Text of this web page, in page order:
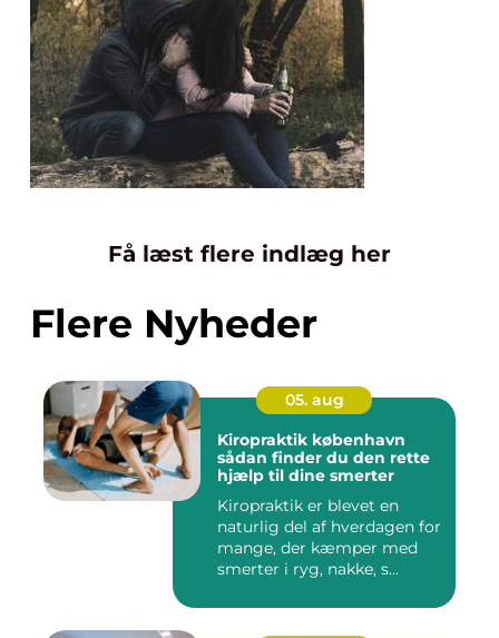
Få læst flere indlæg her
Flere Nyheder
05. aug
Kiropraktik københavn
sådan finder du den rette
hjælp til dine smerter
Kiropraktik er blevet en
naturlig del af hverdagen for
mange, der kæmper med
smerter i ryg, nakke, s...